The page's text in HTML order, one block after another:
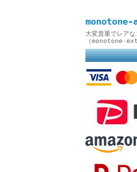
monotone-
大変貴重でレア
（monotone-